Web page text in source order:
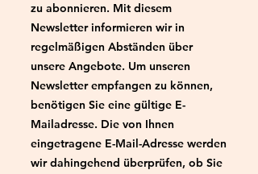
zu abonnieren. Mit diesem
Newsletter informieren wir in
regelmäßigen Abständen über
unsere Angebote. Um unseren
Newsletter empfangen zu können,
benötigen Sie eine gültige E-
Mailadresse. Die von Ihnen
eingetragene E-Mail-Adresse werden
wir dahingehend überprüfen, ob Sie